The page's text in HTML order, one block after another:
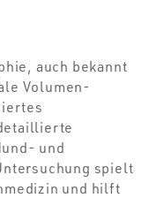
auch bekannt
Volumen-
und
spielt
und hilft